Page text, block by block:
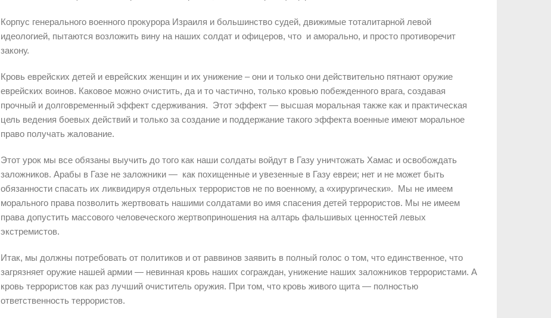
Корпус генерального военного прокурора Израиля и большинство судей, движимые тоталитарной левой
идеологией, пытаются возложить вину на наших солдат и офицеров, что и аморально, и просто противоречит
закону.
Кровь еврейских детей и еврейских женщин и их унижение – они и только они действительно пятнают оружие
еврейских воинов. Каковое можно очистить, да и то частично, только кровью побежденного врага, создавая
прочный и долговременный эффект сдерживания. Этот эффект — высшая моральная также как и практическая
цель ведения боевых действий и только за создание и поддержание такого эффекта военные имеют моральное
право получать жалование.
Этот урок мы все обязаны выучить до того как наши солдаты войдут в Газу уничтожать Хамас и освобождать
заложников. Арабы в Газе не заложники — как похищенные и увезенные в Газу евреи; нет и не может быть
обязанности спасать их ликвидируя отдельных террористов не по военному, а «хирургически». Мы не имеем
морального права позволить жертвовать нашими солдатами во имя спасения детей террористов. Мы не имеем
права допустить массового человеческого жертвоприношения на алтарь фальшивых ценностей левых
экстремистов.
Итак, мы должны потребовать от политиков и от раввинов заявить в полный голос о том, что единственное, что
загрязняет оружие нашей армии — невинная кровь наших сограждан, унижение наших заложников террористами. А
кровь террористов как раз лучший очиститель оружия. При том, что кровь живого щита — полностью
ответственность террористов.